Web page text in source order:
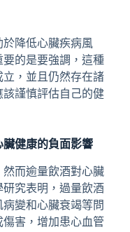
降低心臟疾病風
的是要強調，這種
，並且仍然存在諸
謹慎評估自己的健
臟健康的負面影響
而逾量飲酒對心臟
究表明，過量飲酒
變和心臟衰竭等問
害，增加患心血管